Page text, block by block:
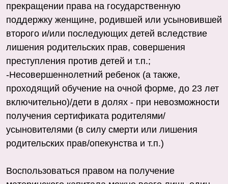
прекращении права на государственную
поддержку женщине, родившей или усыновившей
второго и/или последующих детей вследствие
лишения родительских прав, совершения
преступления против детей и т.п.;
-Несовершеннолетний ребенок (а также,
проходящий обучение на очной форме, до 23 лет
включительно)/дети в долях - при невозможности
получения сертификата родителями/
усыновителями (в силу смерти или лишения
родительских прав/опекунства и т.п.)
Воспользоваться правом на получение